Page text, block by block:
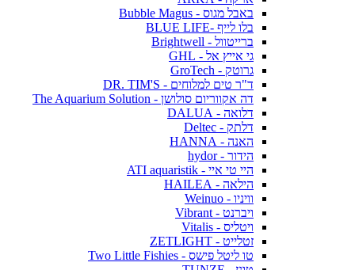
באבל מגוס - Bubble Magus
בלו לייף -BLUE LIFE
ברייטוול - Brightwell
גי אייץ אל - GHL
גרוטק - GroTech
ד"ר טים למלוחים - DR. TIM'S
דה אקווריום סולושן - The Aquarium Solution
דלואה - DALUA
דלתק - Deltec
האנה - HANNA
הידור - hydor
היי טי איי - ATI aquaristik
הילאה - HAILEA
וויניו - Weinuo
ויברנט - Vibrant
ויטליס - Vitalis
זטלייט - ZETLIGHT
טו ליטל פישס - Two Little Fishies